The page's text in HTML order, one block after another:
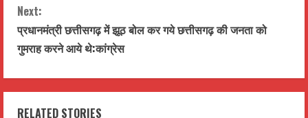
n
t
i
Next:
प्रधानमंत्री छत्तीसगढ़ में झूठ बोल कर गये छत्तीसगढ़ की जनता को
गुमराह करने आये थे:कांग्रेस
RELATED STORIES